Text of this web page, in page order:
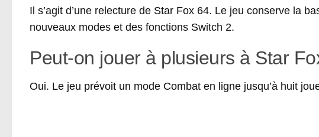
Il s’agit d’une relecture de Star Fox 64. Le jeu conserve la
nouveaux modes et des fonctions Switch 2.
Peut-on jouer à plusieurs à Star
Oui. Le jeu prévoit un mode Combat en ligne jusqu’à huit